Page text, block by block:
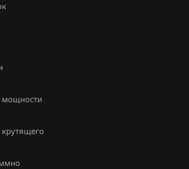
RL2-G540
мощности